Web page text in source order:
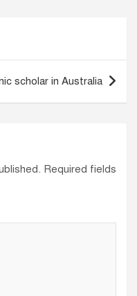
scholar in Australia
Required fields